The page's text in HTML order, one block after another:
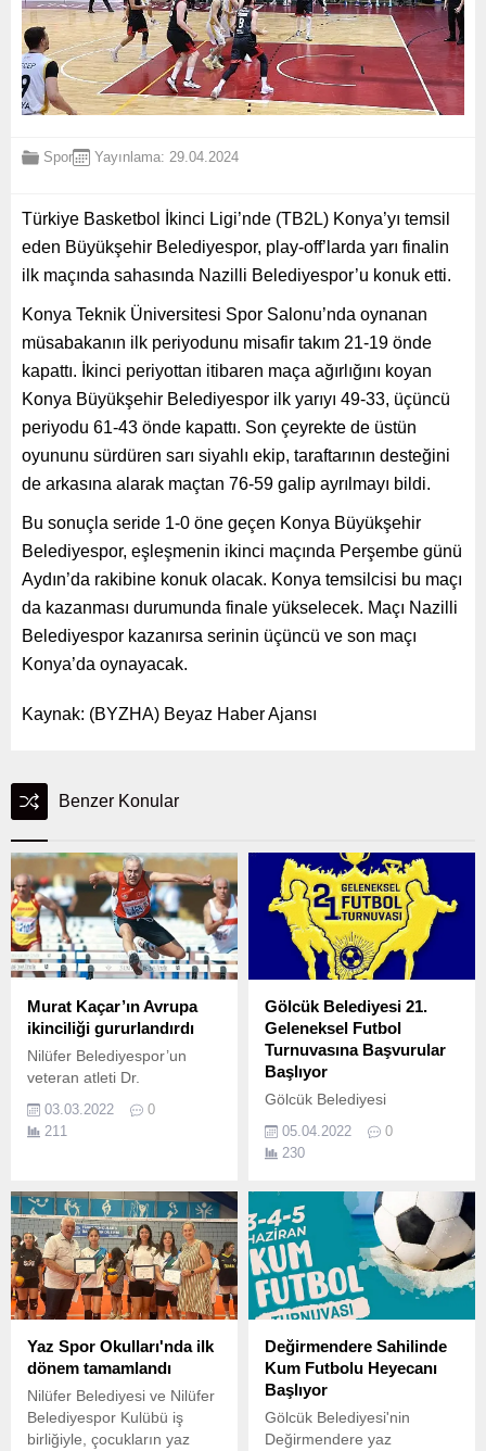
Spor Yayınlama: 29.04.2024
Türkiye Basketbol İkinci Ligi’nde (TB2L) Konya’yı temsil
eden Büyükşehir Belediyespor, play-off’larda yarı finalin
ilk maçında sahasında Nazilli Belediyespor’u konuk etti.
Konya Teknik Üniversitesi Spor Salonu’nda oynanan
müsabakanın ilk periyodunu misafir takım 21-19 önde
kapattı. İkinci periyottan itibaren maça ağırlığını koyan
Konya Büyükşehir Belediyespor ilk yarıyı 49-33, üçüncü
periyodu 61-43 önde kapattı. Son çeyrekte de üstün
oyununu sürdüren sarı siyahlı ekip, taraftarının desteğini
de arkasına alarak maçtan 76-59 galip ayrılmayı bildi.
Bu sonuçla seride 1-0 öne geçen Konya Büyükşehir
Belediyespor, eşleşmenin ikinci maçında Perşembe günü
Aydın’da rakibine konuk olacak. Konya temsilcisi bu maçı
da kazanması durumunda finale yükselecek. Maçı Nazilli
Belediyespor kazanırsa serinin üçüncü ve son maçı
Konya’da oynayacak.
Kaynak: (BYZHA) Beyaz Haber Ajansı
Benzer Konular
Murat Kaçar’ın Avrupa
ikinciliği gururlandırdı
Nilüfer Belediyespor’un
veteran atleti Dr.
03.03.2022
0
211
Gölcük Belediyesi 21.
Geleneksel Futbol
Turnuvasına Başvurular
Başlıyor
Gölcük Belediyesi
tarafından düzenlenecek ve
futbol tutkunlarını bir araya
getirecek 21.
05.04.2022
0
230
Yaz Spor Okulları'nda ilk
dönem tamamlandı
Nilüfer Belediyesi ve Nilüfer
Belediyespor Kulübü iş
birliğiyle, çocukların yaz
Değirmendere Sahilinde
Kum Futbolu Heyecanı
Başlıyor
Gölcük Belediyesi'nin
Değirmendere yaz